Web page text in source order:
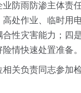
防雨防渗主体责
处作业、临时用
性灾害能力；四
情快速处置准备。
关负责同志参加检